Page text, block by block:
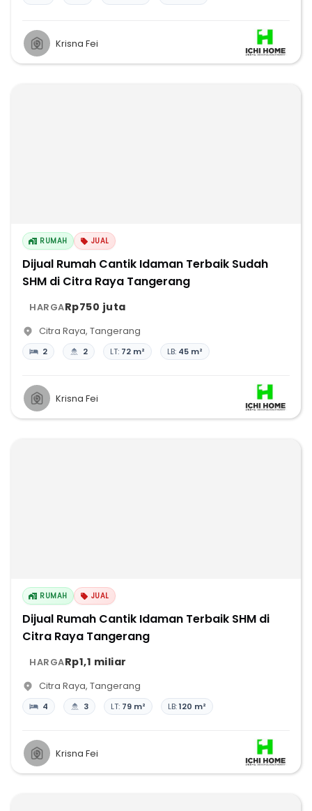
Krisna Fei
RUMAH JUAL
Dijual Rumah Cantik Idaman Terbaik Sudah
SHM di Citra Raya Tangerang
HARGARp750 juta
Citra Raya, Tangerang
2 2 LT: 72 m² LB: 45 m²
Krisna Fei
RUMAH JUAL
Dijual Rumah Cantik Idaman Terbaik SHM di
Citra Raya Tangerang
HARGARp1,1 miliar
Citra Raya, Tangerang
4 3 LT: 79 m² LB:120 m²
Krisna Fei